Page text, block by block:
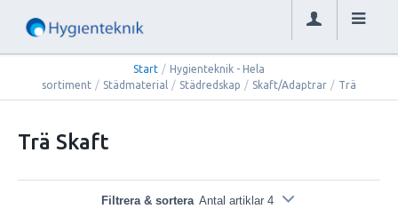
Start / Hygienteknik - Hela
sortiment / Städmaterial / Städredskap / Skaft/Adaptrar / Trä
Trä Skaft
Filtrera & sortera Antal artiklar 4